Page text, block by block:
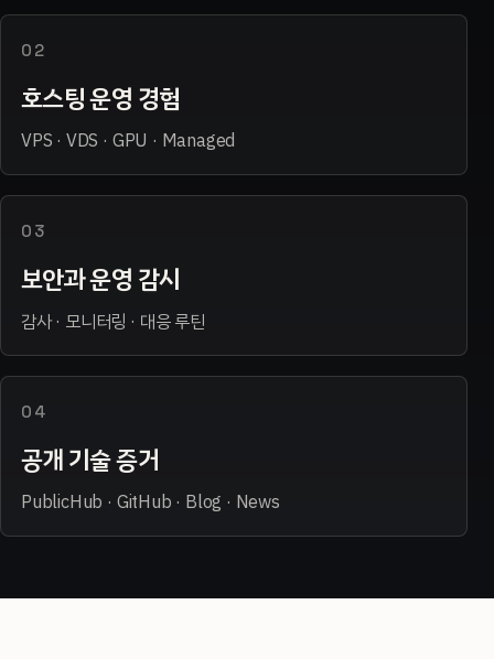
02
호스팅 운영 경험
VPS · VDS · GPU · Managed
03
보안과 운영 감시
감사 · 모니터링 · 대응 루틴
04
공개 기술 증거
PublicHub · GitHub · Blog · News